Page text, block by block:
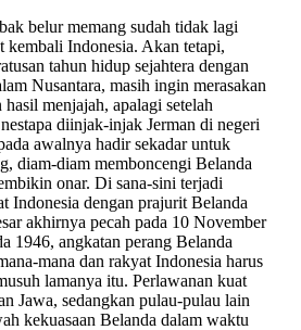
belur memang sudah tidak lagi
kembali Indonesia. Akan tetapi,
tahun hidup sejahtera dengan
Nusantara, masih ingin merasakan
menjajah, apalagi setelah
diinjak-injak Jerman di negeri
awalnya hadir sekadar untuk
diam-diam memboncengi Belanda
onar. Di sana-sini terjadi
Indonesia dengan prajurit Belanda
akhirnya pecah pada 10 November
1946, angkatan perang Belanda
mana dan rakyat Indonesia harus
lamanya itu. Perlawanan kuat
Jawa, sedangkan pulau-pulau lain
kekuasaan Belanda dalam waktu